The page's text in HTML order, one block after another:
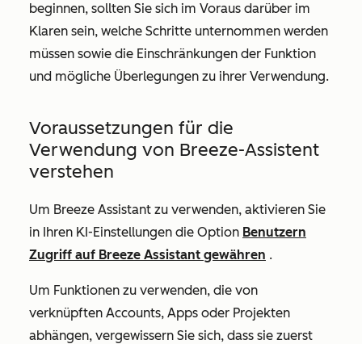
beginnen, sollten Sie sich im Voraus darüber im
Klaren sein, welche Schritte unternommen werden
müssen sowie die Einschränkungen der Funktion
und mögliche Überlegungen zu ihrer Verwendung.
Voraussetzungen für die
Verwendung von Breeze-Assistent
verstehen
Um Breeze Assistant zu verwenden, aktivieren Sie
in Ihren KI-Einstellungen die Option Benutzern
Zugriff auf Breeze Assistant gewähren .
Um Funktionen zu verwenden, die von
verknüpften Accounts, Apps oder Projekten
abhängen, vergewissern Sie sich, dass sie zuerst